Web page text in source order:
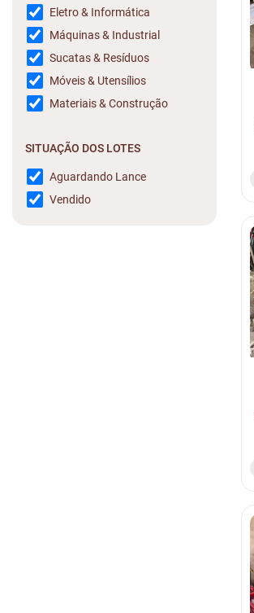
Eletro & Informática
Máquinas & Industrial
Sucatas & Resíduos
Móveis & Utensílios
Materiais & Construção
SITUAÇÃO DOS LOTES
Aguardando Lance
Vendido